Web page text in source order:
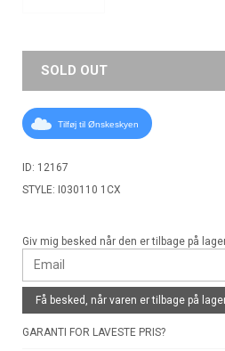
SOLD OUT
Tilføj til Ønskeskyen
ID: 12167
STYLE: I030110 1CX
Giv mig besked når den er tilbage på
Få besked, når varen er tilbage på
GARANTI FOR LAVESTE PRIS?